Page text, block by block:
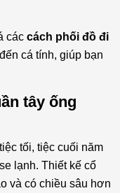
các cách phối đồ đi
đến cá tính, giúp bạn
tây ống
tối, tiệc cuối năm
lạnh. Thiết kế cổ
và có chiều sâu hơn
quần tây ống
tây slim straight
với quần tây ly